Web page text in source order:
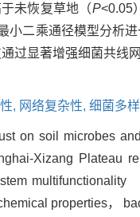
未恢复草地（P<0.05
小二乘通径模型分析
过显著增强细菌共线
, 网络复杂性, 细菌多
on soil microbes
Xizang Plateau
properties，